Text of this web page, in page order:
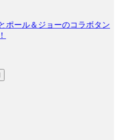
ポール＆ジョーのコラボタン